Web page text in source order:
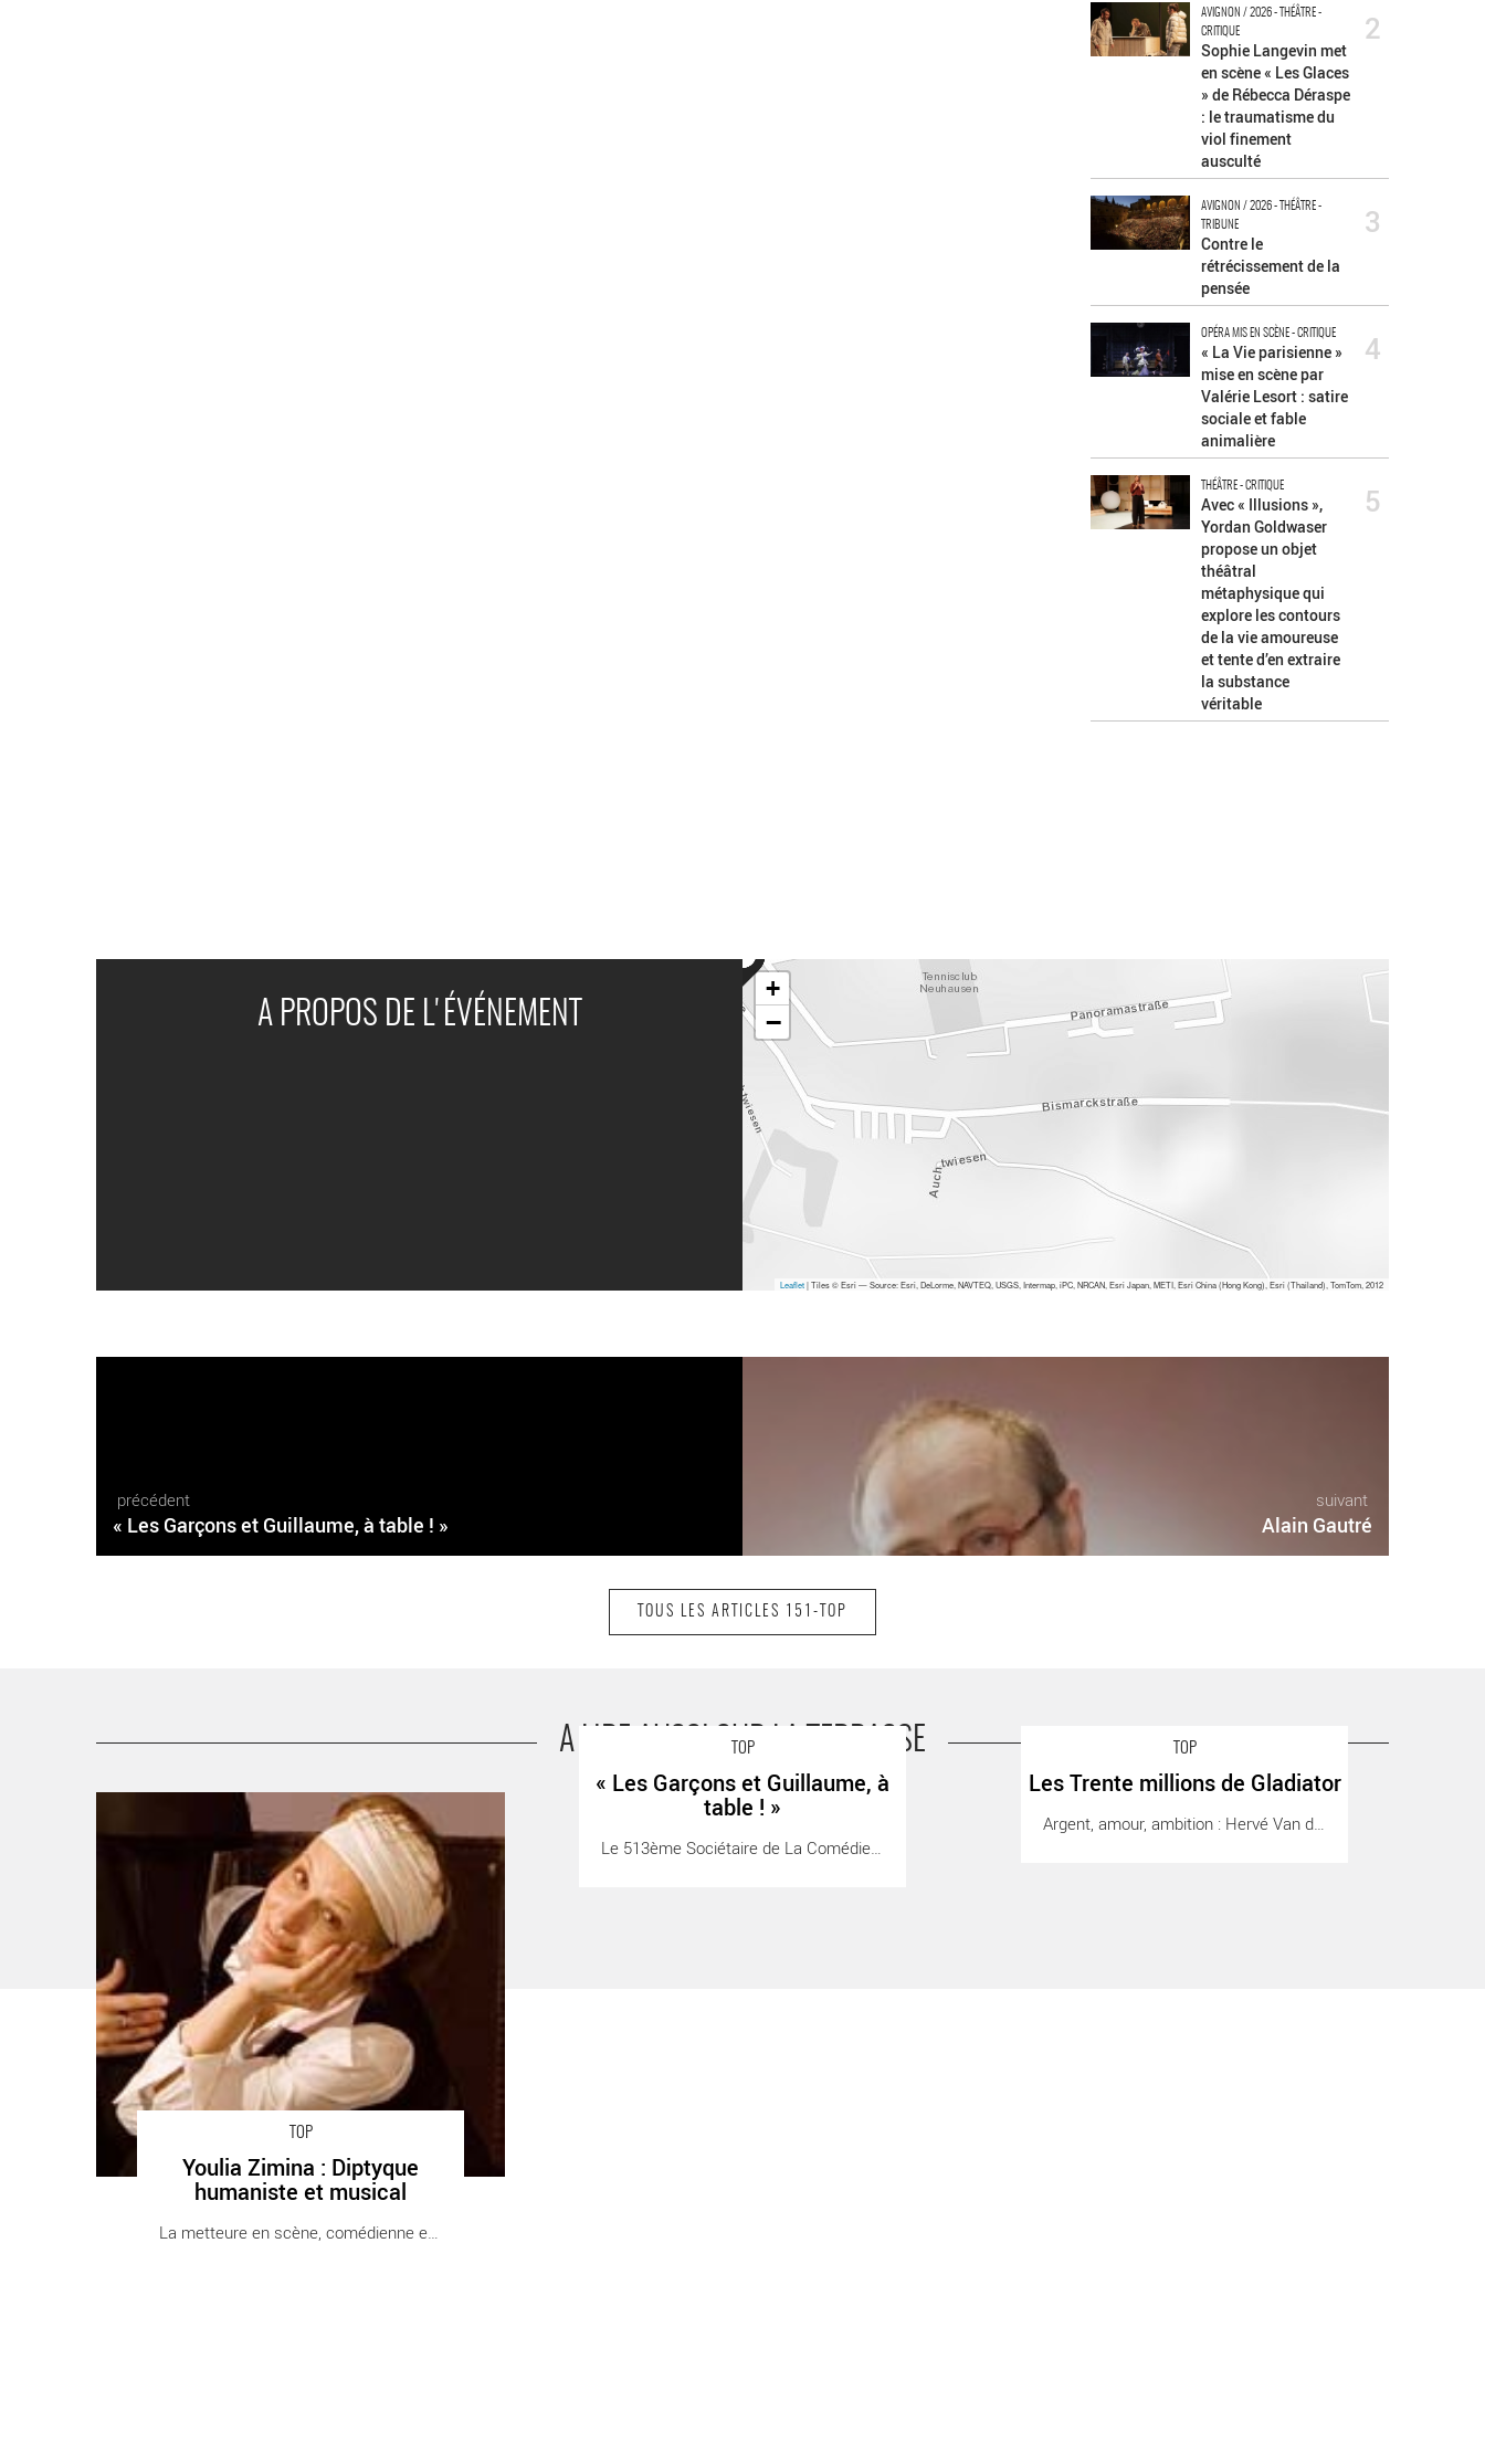
AVIGNON / 2026 - THÉÂTRE -
CRITIQUE
Sophie Langevin met
en scène « Les Glaces
» de Rébecca Déraspe
: le traumatisme du
viol finement
ausculté
2
AVIGNON / 2026 - THÉÂTRE -
TRIBUNE
Contre le
rétrécissement de la
pensée
3
OPÉRA MIS EN SCÈNE - CRITIQUE
« La Vie parisienne »
mise en scène par
Valérie Lesort : satire
sociale et fable
animalière
4
THÉÂTRE - CRITIQUE
Avec « Illusions »,
Yordan Goldwaser
propose un objet
théâtral
métaphysique qui
explore les contours
de la vie amoureuse
et tente d’en extraire
la substance
véritable
5
A PROPOS DE L'ÉVÉNEMENT
+
−
Leaflet| Tiles © Esri — Source: Esri, DeLorme, NAVTEQ, USGS, Intermap, iPC, NRCAN, Esri Japan, METI, Esri China (Hong Kong), Esri (Thailand), TomTom, 2012
précédent
« Les Garçons et Guillaume, à table ! »
suivant
Alain Gautré
TOUS LES ARTICLES 151-TOP
A LIRE AUSSI SUR LA TERRASSE
TOP
Youlia Zimina : Diptyque
humaniste et musical
Youlia Zimina : Diptyque humaniste et musical - Critique
TOP
« Les Garçons et Guillaume, à
table ! »
Le 513ème Sociétaire de La Comédie-Française [...]
« Les Garçons et Guillaume, à table ! » - Critique sortie
TOP
Les Trente millions de Gladiator
Argent, amour, ambition : Hervé Van der [...]